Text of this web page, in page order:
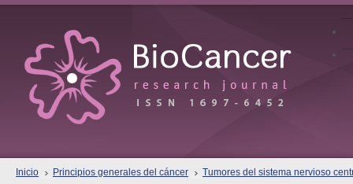
Inicio Principios generales del cáncer Tumores del sistema nervioso